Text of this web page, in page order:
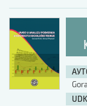
UDK